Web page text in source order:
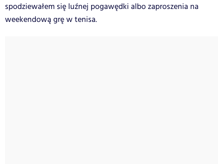
spodziewałem się luźnej pogawędki albo zaproszenia na
weekendową grę w tenisa.